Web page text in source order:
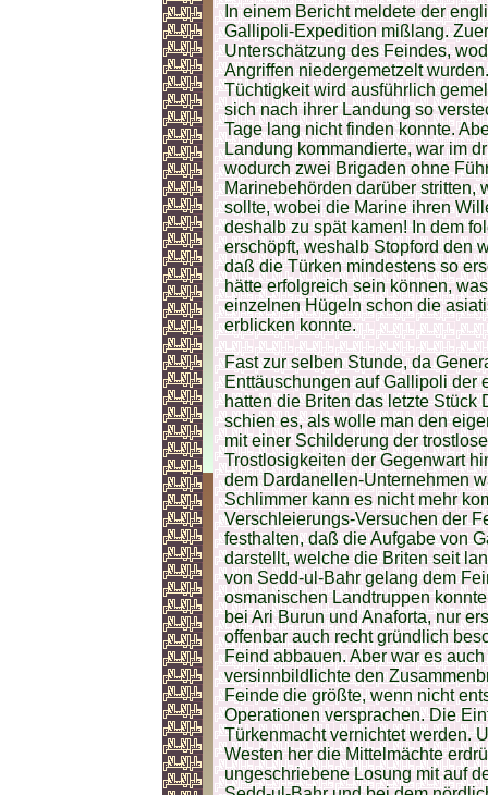
In einem Bericht meldete der
Gallipoli-Expedition mißlang.
Unterschätzung des Feindes,
Angriffen niedergemetzelt
Tüchtigkeit wird ausführlich
sich nach ihrer Landung so
Tage lang nicht finden konnte.
Landung kommandierte, war im
wodurch zwei Brigaden ohne
Marinebehörden darüber stritten,
sollte, wobei die Marine ihren
deshalb zu spät kamen! In dem
erschöpft, weshalb Stopford den
daß die Türken mindestens so
hätte erfolgreich sein können,
einzelnen Hügeln schon die
erblicken konnte.
Fast zur selben Stunde, da
Enttäuschungen auf Gallipoli der
hatten die Briten das letzte
schien es, als wolle man den
mit einer Schilderung der
Trostlosigkeiten der Gegenwart
dem Dardanellen-Unternehmen
Schlimmer kann es nicht mehr
Verschleierungs-Versuchen der
festhalten, daß die Aufgabe von
darstellt, welche die Briten seit
von Sedd-ul-Bahr gelang dem
osmanischen Landtruppen
bei Ari Burun und Anaforta, nur
offenbar auch recht gründlich
Feind abbauen. Aber war es
versinnbildlichte den
Feinde die größte, wenn nicht
Operationen versprachen. Die
Türkenmacht vernichtet werden.
Westen her die Mittelmächte
ungeschriebene Losung mit auf